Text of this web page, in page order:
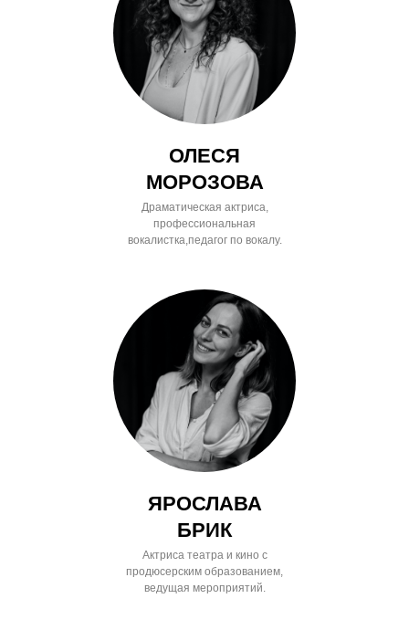
ОЛЕСЯ
МОРОЗОВА
Драматическая актриса,
профессиональная
вокалистка,педагог по вокалу.
ЯРОСЛАВА
БРИК
Актриса театра и кино с
продюсерским образованием,
ведущая мероприятий.